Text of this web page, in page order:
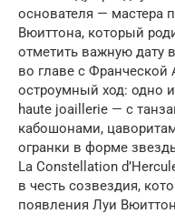
основателя — мастера
Вюиттона, который
отметить важную дату
во главе с
остроумный ход: одно
haute joaillerie — с
кабошонами,
огранки в форме
La Constellation
в честь созвездия,
появления Луи